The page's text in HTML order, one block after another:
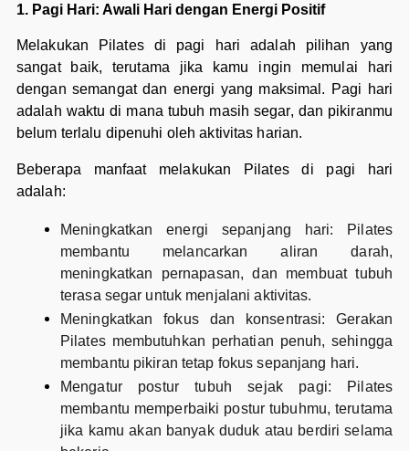
1. Pagi Hari: Awali Hari dengan Energi Positif
Melakukan Pilates di pagi hari adalah pilihan yang
sangat baik, terutama jika kamu ingin memulai hari
dengan semangat dan energi yang maksimal. Pagi hari
adalah waktu di mana tubuh masih segar, dan pikiranmu
belum terlalu dipenuhi oleh aktivitas harian.
Beberapa manfaat melakukan Pilates di pagi hari
adalah:
Meningkatkan energi sepanjang hari: Pilates
membantu melancarkan aliran darah,
meningkatkan pernapasan, dan membuat tubuh
terasa segar untuk menjalani aktivitas.
Meningkatkan fokus dan konsentrasi: Gerakan
Pilates membutuhkan perhatian penuh, sehingga
membantu pikiran tetap fokus sepanjang hari.
Mengatur postur tubuh sejak pagi: Pilates
membantu memperbaiki postur tubuhmu, terutama
jika kamu akan banyak duduk atau berdiri selama